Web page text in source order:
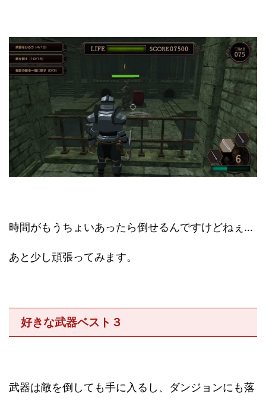
時間がもうちょいあったら倒せるんですけどねぇ…
あと少し頑張ってみます。
好きな武器ベスト３
武器は敵を倒しても手に入るし、ダンジョンにも落